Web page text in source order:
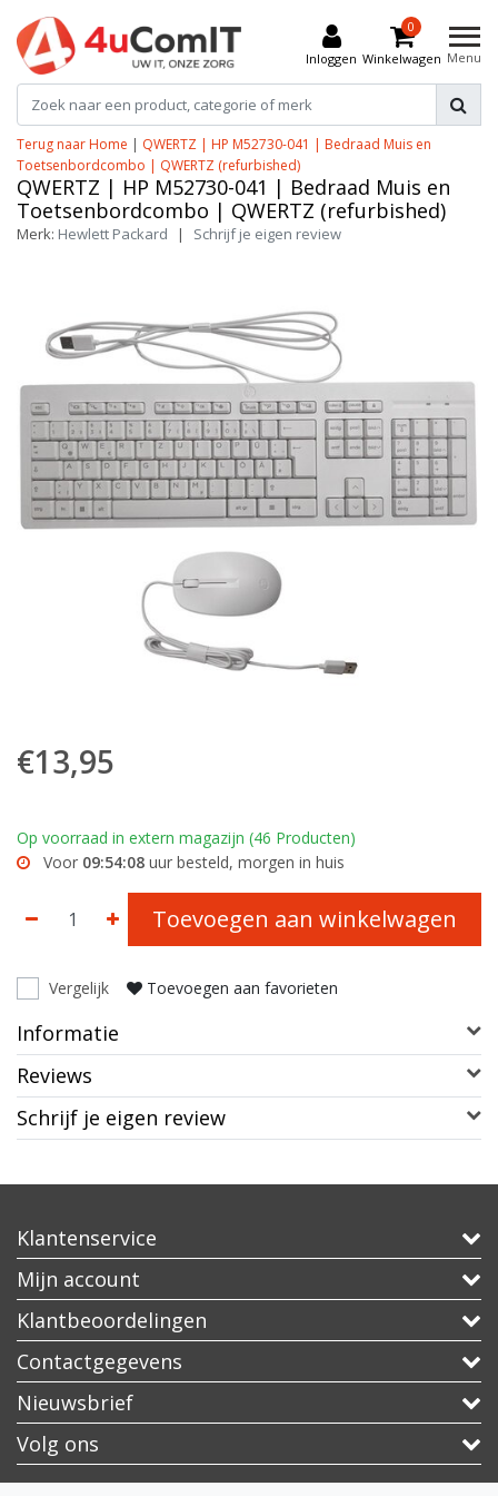
Inloggen
0
Winkelwagen Menu
Terug naar Home | QWERTZ | HP M52730-041 | Bedraad Muis en
Toetsenbordcombo | QWERTZ (refurbished)
QWERTZ | HP M52730-041 | Bedraad Muis en
Toetsenbordcombo | QWERTZ (refurbished)
Merk: Hewlett Packard | Schrijf je eigen review
€13,95
Op voorraad in extern magazijn (46 Producten)
Voor 09:54:08 uur besteld, morgen in huis
Toevoegen aan winkelwagen
Vergelijk Toevoegen aan favorieten
Informatie
Reviews
Schrijf je eigen review
Klantenservice
Mijn account
Klantbeoordelingen
Contactgegevens
Nieuwsbrief
Volg ons